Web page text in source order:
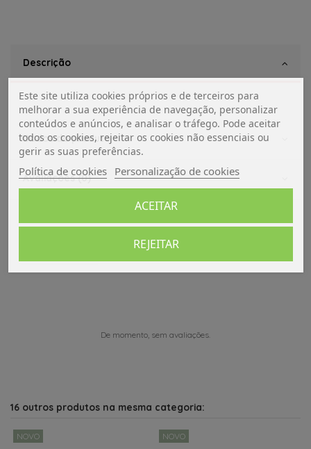
Descrição
Dados do produto
Avaliações (0)
De momento, sem avaliações.
16 outros produtos na mesma categoria:
NOVO NOVO
Este site utiliza cookies próprios e de terceiros para
melhorar a sua experiência de navegação, personalizar
conteúdos e anúncios, e analisar o tráfego. Pode aceitar
todos os cookies, rejeitar os cookies não essenciais ou
gerir as suas preferências.
Política de cookies Personalização de cookies
REJEITAR
ACEITAR